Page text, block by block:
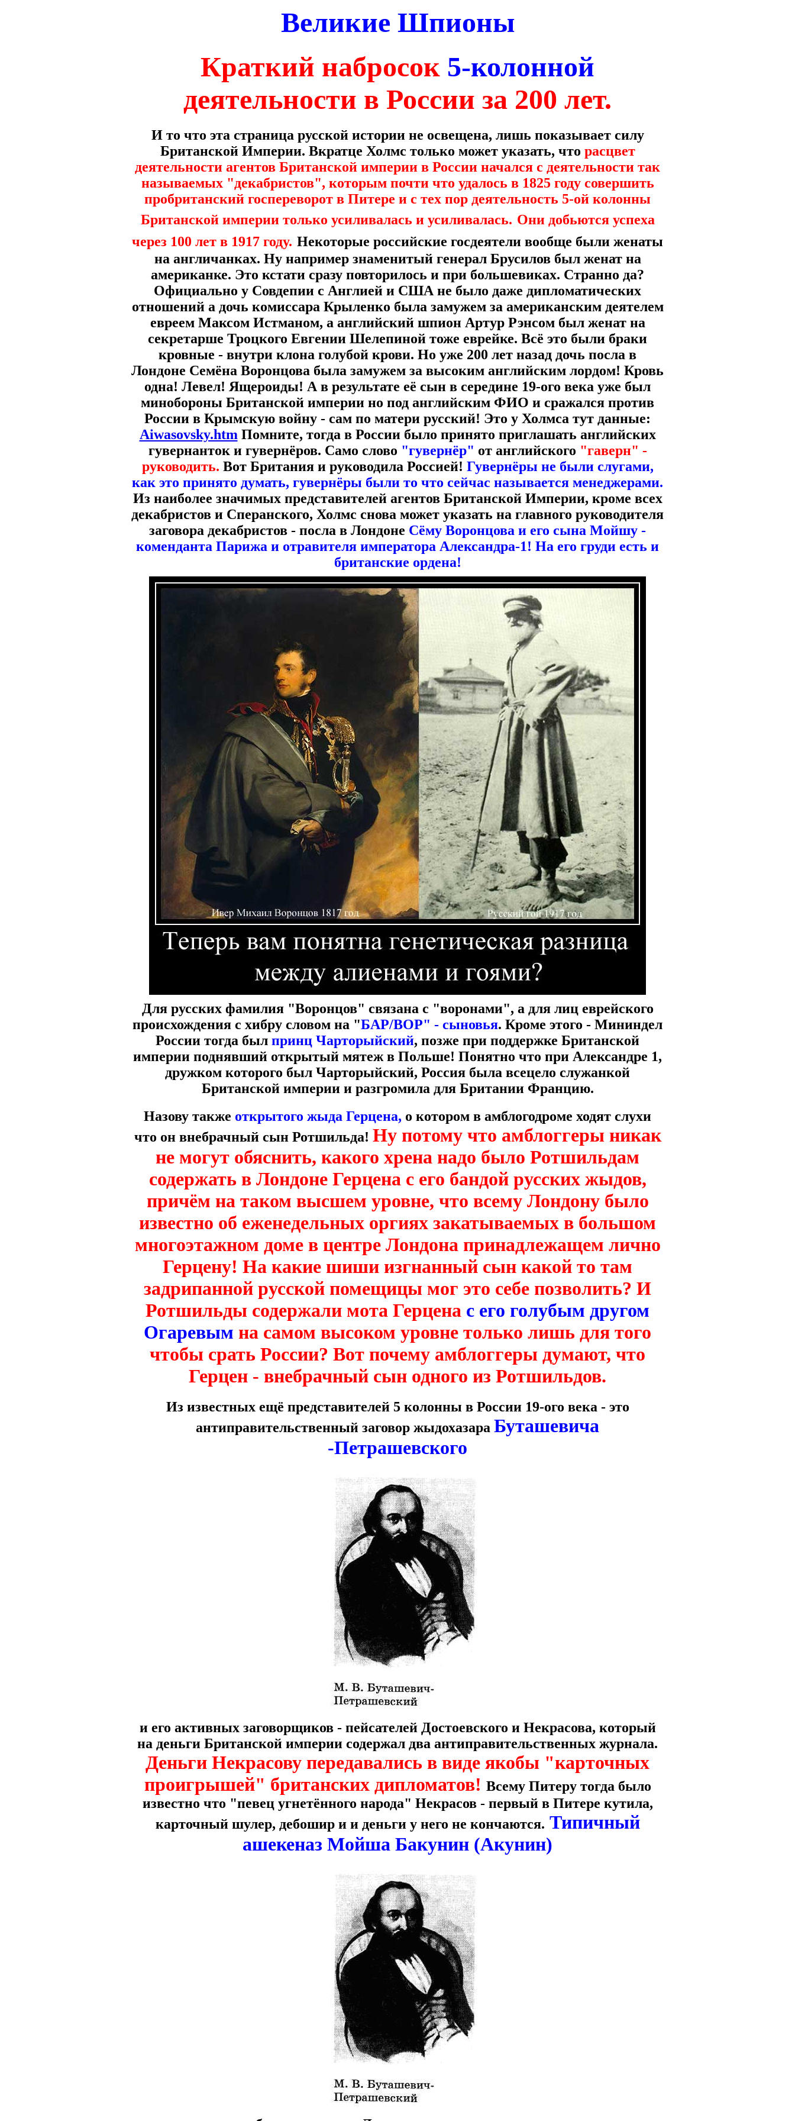
Великие Шпионы
Краткий набросок 5-колонной
деятельности в России за 200 лет.
И то что эта страница русской истории не освещена, лишь показывает силу
Британской Империи. Вкратце Холмс только может указать, что расцвет
деятельности агентов Британской империи в России начался с деятельности так
называемых "декабристов", которым почти что удалось в 1825 году совершить
пробританский госпереворот в Питере и с тех пор деятельность 5-ой колонны
Британской империи только усиливалась и усиливалась. Они добьются успеха
через 100 лет в 1917 году. Некоторые российские госдеятели вообще были женаты
на англичанках. Ну например знаменитый генерал Брусилов был женат на
американке. Это кстати сразу повторилось и при большевиках. Странно да?
Официально у Совдепии с Англией и США не было даже дипломатических
отношений а дочь комиссара Крыленко была замужем за американским деятелем
евреем Максом Истманом, а английский шпион Артур Рэнсом был женат на
секретарше Троцкого Евгении Шелепиной тоже еврейке. Всё это были браки
кровные - внутри клона голубой крови. Но уже 200 лет назад дочь посла в
Лондоне Семёна Воронцова была замужем за высоким английским лордом! Кровь
одна! Левел! Ящероиды! А в результате её сын в середине 19-ого века уже был
минобороны Британской империи но под английским ФИО и сражался против
России в Крымскую войну - сам по матери русский! Это у Холмса тут данные:
Aiwasovsky.htm Помните, тогда в России было принято приглашать английских
гувернанток и гувернёров. Само слово "гувернёр" от английского "гаверн" -
руководить. Вот Британия и руководила Россией! Гувернёры не были слугами,
как это принято думать, гувернёры были то что сейчас называется менеджерами.
Из наиболее значимых представителей агентов Британской Империи, кроме всех
декабристов и Сперанского, Холмс снова может указать на главного руководителя
заговора декабристов - посла в Лондоне Сёму Воронцова и его сына Мойшу -
коменданта Парижа и отравителя императора Александра-1! На его груди есть и
британские ордена!
Для русских фамилия "Воронцов" связана с "воронами", а для лиц еврейского
происхождения с хибру словом на "БАР/ВОР" - сыновья. Кроме этого - Мининдел
России тогда был принц Чарторыйский, позже при поддержке Британской
империи поднявший открытый мятеж в Польше! Понятно что при Александре 1,
дружком которого был Чарторыйский, Россия была всецело служанкой
Британской империи и разгромила для Британии Францию.
Назову также открытого жыда Герцена, о котором в амблогодроме ходят слухи
что он внебрачный сын Ротшильда! Ну потому что амблоггеры никак
не могут обяснить, какого хрена надо было Ротшильдам
содержать в Лондоне Герцена с его бандой русских жыдов,
причём на таком высшем уровне, что всему Лондону было
известно об еженедельных оргиях закатываемых в большом
многоэтажном доме в центре Лондона принадлежащем лично
Герцену! На какие шиши изгнанный сын какой то там
задрипанной русской помещицы мог это себе позволить? И
Ротшильды содержали мота Герцена с его голубым другом
Огаревым на самом высоком уровне только лишь для того
чтобы срать России? Вот почему амблоггеры думают, что
Герцен - внебрачный сын одного из Ротшильдов.
Из известных ещё представителей 5 колонны в России 19-ого века - это
антиправительственный заговор жыдохазара Буташевича
-Петрашевского
и его активных заговорщиков - пейсателей Достоевского и Некрасова, который
на деньги Британской империи содержал два антиправительственных журнала.
Деньги Некрасову передавались в виде якобы "карточных
проигрышей" британских дипломатов! Всему Питеру тогда было
известно что "певец угнетённого народа" Некрасов - первый в Питере кутила,
карточный шулер, дебошир и и деньги у него не кончаются. Типичный
ашекеназ Мойша Бакунин (Акунин)